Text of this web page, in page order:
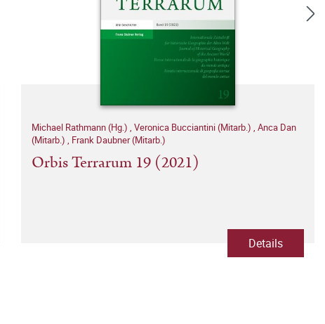
Michael Rathmann (Hg.) , Veronica Bucciantini (Mitarb.) , Anca Dan
(Mitarb.) , Frank Daubner (Mitarb.)
Orbis Terrarum 19 (2021)
Details